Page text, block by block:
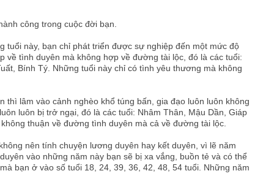
công trong cuộc đời bạn.
tuổi này, bạn chỉ phát triển được sự nghiệp đến một mức độ
về tình duyên mà không hợp về đường tài lộc, đó là các tuổi:
Bính Tý. Những tuổi này chỉ có tình yêu thương mà không
thì lâm vào cảnh nghèo khổ túng bấn, gia đạo luôn luôn không
luôn bị trở ngại, đó là các tuổi: Nhâm Thân, Mậu Dần, Giáp
thuận về đường tình duyên mà cả về đường tài lộc.
nên tính chuyện lương duyên hay kết duyên, vì lẽ năm
vào những năm này bạn sẽ bị xa vắng, buồn tẻ và có thể
bạn ở vào số tuổi 18, 24, 39, 36, 42, 48, 54 tuổi. Những năm